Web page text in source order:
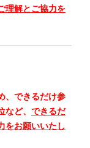
理解とご協力を
、できるだけ参
ど、 できるだ
をお願いいたし